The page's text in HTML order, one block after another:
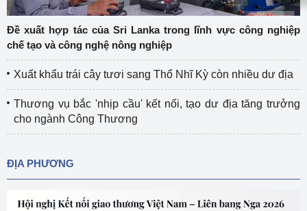
Đề xuất hợp tác của Sri Lanka trong lĩnh vực công nghiệp
chế tạo và công nghệ nông nghiệp
Xuất khẩu trái cây tươi sang Thổ Nhĩ Kỳ còn nhiều dư địa
Thương vụ bắc 'nhịp cầu' kết nối, tạo dư địa tăng trưởng
cho ngành Công Thương
ĐỊA PHƯƠNG